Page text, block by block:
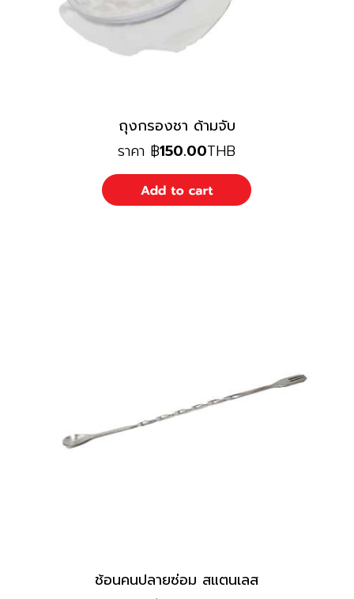
ถุงกรองชา ด้ามจับ
ราคา ฿150.00THB
ช้อนคนปลายซ่อม สแตนเลส